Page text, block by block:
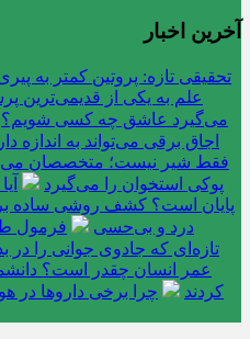
آخرین اخبار
تحقیقی تازه: پروتین کمتر به
علم به یکی از قدیمی‌ترین
می‌گیرد عاشق چه کسی شویم؟
اجاق برقی می‌تواند به
فقط شیر نیست؛ متخصصان
پوکی استخوان را می‌گیرد
پایان است؟ کشف روشی ساده
درد و بی‌حسی
فرمول
تازه‌ای که جادوی جوانی را در
عمر انسان چقدر است؟
کردند
چرا برخی داروها در